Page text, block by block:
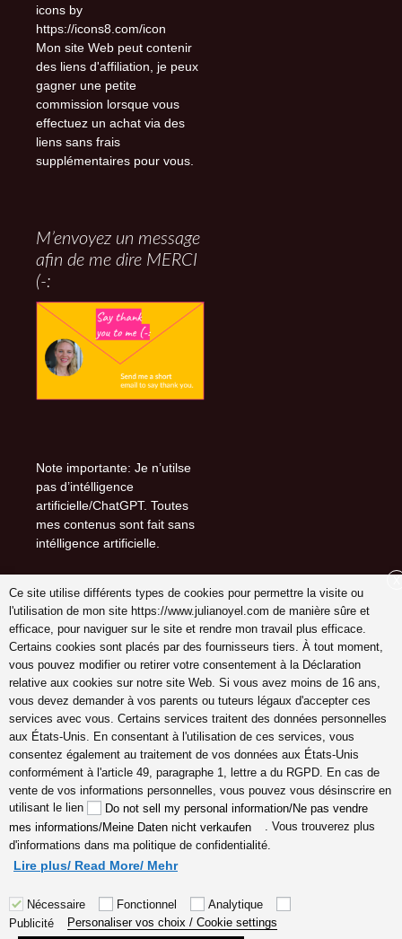
icons by
https://icons8.com/icon
Mon site Web peut contenir
des liens d'affiliation, je peux
gagner une petite
commission lorsque vous
effectuez un achat via des
liens sans frais
supplémentaires pour vous.
M’envoyez un message
afin de me dire MERCI
(-:
Note importante: Je n’utilse
pas d’intélligence
artificielle/ChatGPT. Toutes
mes contenus sont fait sans
intélligence artificielle.
Suivez-moi sur (-:
youtube
INSTAGRAM
Pinterest
coach en gestion émotions,
communication, relation,
amour véritable Lyon,
Cannes, France en ligne,
hypersensible empathes
créatifs, coaching
Ce site utilise différents types de cookies pour permettre la visite ou
l'utilisation de mon site https://www.julianoyel.com de manière sûre et
efficace, pour naviguer sur le site et rendre mon travail plus efficace.
Certains cookies sont placés par des fournisseurs tiers. À tout moment,
vous pouvez modifier ou retirer votre consentement à la Déclaration
relative aux cookies sur notre site Web. Si vous avez moins de 16 ans,
vous devez demander à vos parents ou tuteurs légaux d'accepter ces
services avec vous. Certains services traitent des données personnelles
aux États-Unis. En consentant à l'utilisation de ces services, vous
consentez également au traitement de vos données aux États-Unis
conformément à l'article 49, paragraphe 1, lettre a du RGPD. En cas de
vente de vos informations personnelles, vous pouvez vous désinscrire en
utilisant le lien
Do not sell my personal information/Ne pas vendre
mes informations/Meine Daten nicht verkaufen
. Vous trouverez plus
d'informations dans ma politique de confidentialité.
Lire plus/ Read More/ Mehr
Nécessaire Fonctionnel
Analytique
Publicité
Personaliser vos choix / Cookie settings